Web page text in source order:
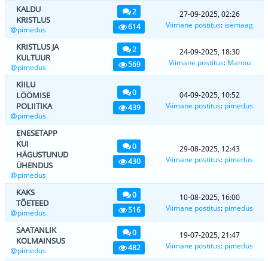
KALDU
KRISTLUS
pimedus
2
614
27-09-2025, 02:26
Viimane postitus: isemaag
KRISTLUS JA
KULTUUR
pimedus
2
569
24-09-2025, 18:30
Viimane postitus: Mannu
KIILU
LÖÖMISE
POLIITIKA
pimedus
0
439
04-09-2025, 10:52
Viimane postitus: pimedus
ENESETAPP
KUI
HÄGUSTUNUD
ÜHENDUS
pimedus
0
430
29-08-2025, 12:43
Viimane postitus: pimedus
KAKS
TÕETEED
pimedus
0
516
10-08-2025, 16:00
Viimane postitus: pimedus
SAATANLIK
KOLMAINSUS
pimedus
0
482
19-07-2025, 21:47
Viimane postitus: pimedus